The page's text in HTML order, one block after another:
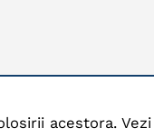
acestora. Vezi